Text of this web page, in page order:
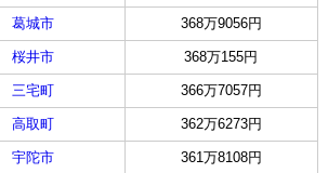
葛城市 368万9056円
桜井市 368万155円
三宅町 366万7057円
高取町 362万6273円
宇陀市 361万8108円